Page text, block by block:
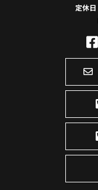
定休日